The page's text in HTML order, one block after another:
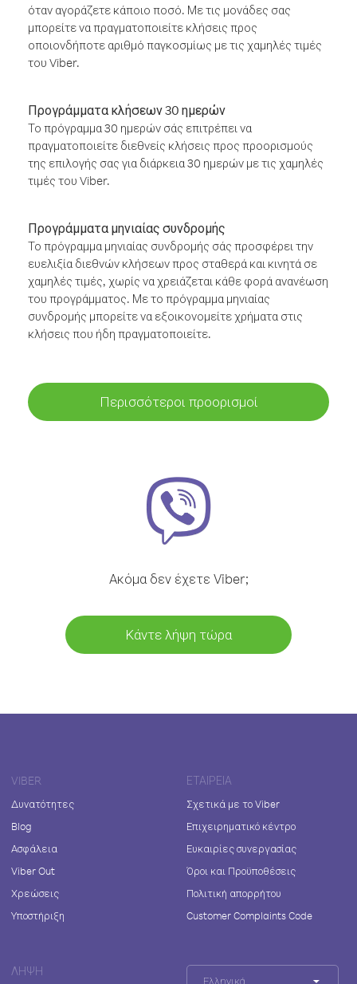
όταν αγοράζετε κάποιο ποσό. Με τις μονάδες σας
μπορείτε να πραγματοποιείτε κλήσεις προς
οποιονδήποτε αριθμό παγκοσμίως με τις χαμηλές τιμές
του Viber.
Προγράμματα κλήσεων 30 ημερών
Το πρόγραμμα 30 ημερών σάς επιτρέπει να
πραγματοποιείτε διεθνείς κλήσεις προς προορισμούς
της επιλογής σας για διάρκεια 30 ημερών με τις χαμηλές
τιμές του Viber.
Προγράμματα μηνιαίας συνδρομής
Το πρόγραμμα μηνιαίας συνδρομής σάς προσφέρει την
ευελιξία διεθνών κλήσεων προς σταθερά και κινητά σε
χαμηλές τιμές, χωρίς να χρειάζεται κάθε φορά ανανέωση
του προγράμματος. Με το πρόγραμμα μηνιαίας
συνδρομής μπορείτε να εξοικονομείτε χρήματα στις
κλήσεις που ήδη πραγματοποιείτε.
Περισσότεροι προορισμοί
Ακόμα δεν έχετε Viber;
Κάντε λήψη τώρα
VIBER
Δυνατότητες
Blog
Ασφάλεια
Viber Out
Χρεώσεις
Υποστήριξη
ΕΤΑΙΡΕΊΑ
Σχετικά με το Viber
Επιχειρηματικό κέντρο
Ευκαιρίες συνεργασίας
Όροι και Προϋποθέσεις
Πολιτική απορρήτου
Customer Complaints Code
ΛΉΨΗ
Ελληνικά